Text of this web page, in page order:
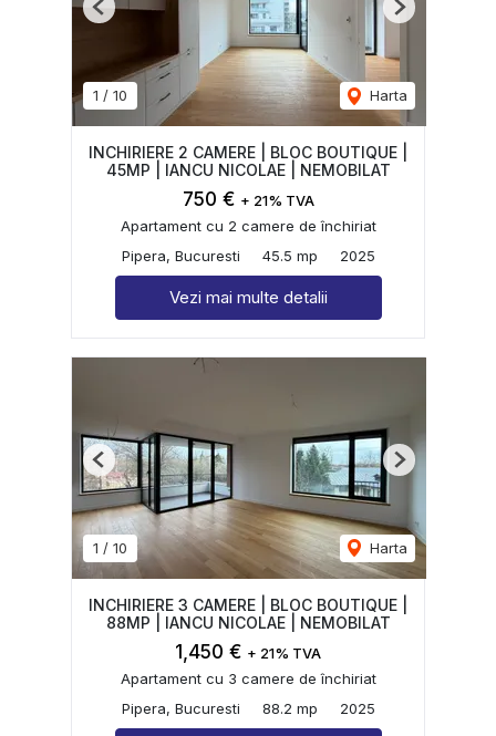
1 / 10 Harta
Previous Next
INCHIRIERE 2 CAMERE | BLOC BOUTIQUE |
45MP | IANCU NICOLAE | NEMOBILAT
750 € + 21% TVA
Apartament cu 2 camere de închiriat
Pipera, Bucuresti
45.5 mp 2025
Vezi mai multe detalii
1 / 10 Harta
Previous Next
INCHIRIERE 3 CAMERE | BLOC BOUTIQUE |
88MP | IANCU NICOLAE | NEMOBILAT
1,450 € + 21% TVA
Apartament cu 3 camere de închiriat
Pipera, Bucuresti
88.2 mp 2025